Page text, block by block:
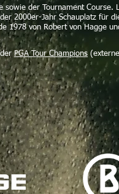
sowie der Tournament Course.
2000er-Jahr Schauplatz für
1978 von Robert von Hagge
derPGA Tour Champions (